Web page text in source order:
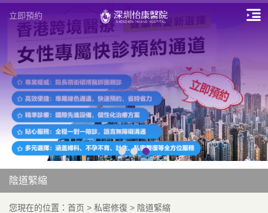
立即預約
陰道緊縮
您現在的位置： 首页 > 私密修復 > 陰道緊縮